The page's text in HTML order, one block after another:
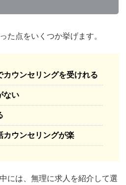
た点をいくつか挙げます。
カウンセリングを受けれる
ない
カウンセリングが楽
には、無理に求人を紹介して選